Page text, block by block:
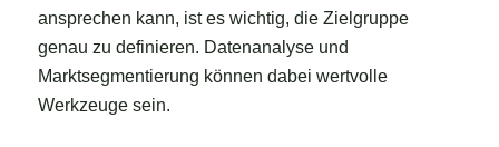
ansprechen kann, ist es wichtig, die Zielgruppe
genau zu definieren. Datenanalyse und
Marktsegmentierung können dabei wertvolle
Werkzeuge sein.